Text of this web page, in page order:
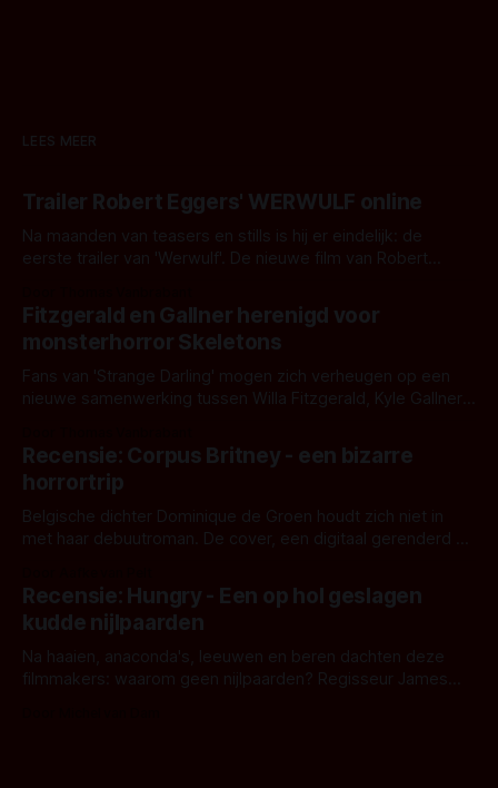
LEES MEER
Trailer Robert Eggers' WERWULF online
Na maanden van teasers en stills is hij er eindelijk: de
eerste trailer van 'Werwulf'. De nieuwe film van Robert
kille stijl vol folklore en mythe. Het topic deze keer is (kon
het het al raden?)... de weerwolf. Kijk je mee?
Fitzgerald en Gallner herenigd voor
monsterhorror Skeletons
Fans van 'Strange Darling' mogen zich verheugen op een
nieuwe samenwerking tussen Willa Fitzgerald, Kyle Gallner
'Skeletons', een nieuwe creature feature waarvoor de
opnames zijn gestart in Australië.
Recensie: Corpus Britney - een bizarre
horrortrip
Belgische dichter Dominique de Groen houdt zich niet in
met haar debuutroman. De cover, een digitaal gerenderd en
achtergrond, belooft iets kleurrijks maar onheilspellends,
iets ongrijpbaars. En dat maakt De Groen met ieder woord
waar.
Recensie: Hungry - Een op hol geslagen
kudde nijlpaarden
Na haaien, anaconda's, leeuwen en beren dachten deze
filmmakers: waarom geen nijlpaarden? Regisseur James